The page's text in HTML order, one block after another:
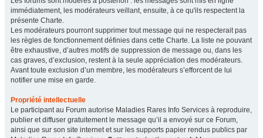
immédiatement, les modérateurs veillant, ensuite, à ce qu'ils respectent la
présente Charte.
Les modérateurs pourront supprimer tout message qui ne respecterait pas
les règles de fonctionnement définies dans cette Charte. La liste ne pouvant
être exhaustive, d’autres motifs de suppression de message ou, dans les
cas graves, d’exclusion, restent à la seule appréciation des modérateurs.
Avant toute exclusion d’un membre, les modérateurs s’efforcent de lui
notifier une mise en garde.
Propriété intellectuelle
Le participant au Forum autorise Maladies Rares Info Services à reproduire,
publier et diffuser gratuitement le message qu’il a envoyé sur ce Forum,
ainsi que sur son site internet et sur les supports papier rendus publics par